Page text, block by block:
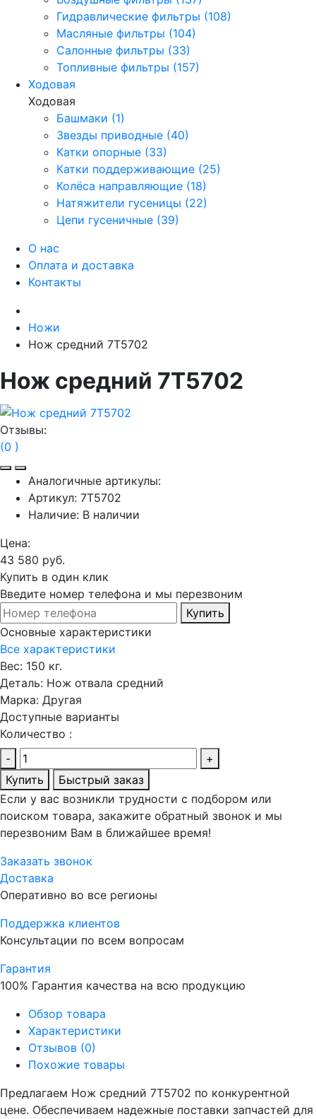
Гидравлические фильтры (108)
Масляные фильтры (104)
Салонные фильтры (33)
Топливные фильтры (157)
Ходовая
Ходовая
Башмаки (1)
Звезды приводные (40)
Катки опорные (33)
Катки поддерживающие (25)
Колёса направляющие (18)
Натяжители гусеницы (22)
Цепи гусеничные (39)
О нас
Оплата и доставка
Контакты
Ножи
Нож средний 7T5702
Нож средний 7T5702
Отзывы:
(0 )
Аналогичные артикулы:
Артикул: 7T5702
Наличие: В наличии
Цена:
43 580 руб.
Купить в один клик
Введите номер телефона и мы перезвоним
Купить
Основные характеристики
Все характеристики
Вес: 150 кг.
Деталь: Нож отвала средний
Марка: Другая
Доступные варианты
Количество :
-
+
Купить
Быстрый заказ
Если у вас возникли трудности с подбором или
поиском товара, закажите обратный звонок и мы
перезвоним Вам в ближайшее время!
Заказать звонок
Доставка
Оперативно во все регионы
Поддержка клиентов
Консультации по всем вопросам
Гарантия
100% Гарантия качества на всю продукцию
Обзор товара
Характеристики
Отзывов (0)
Похожие товары
Предлагаем Нож средний 7T5702 по конкурентной
цене. Обеспечиваем надежные поставки запчастей для